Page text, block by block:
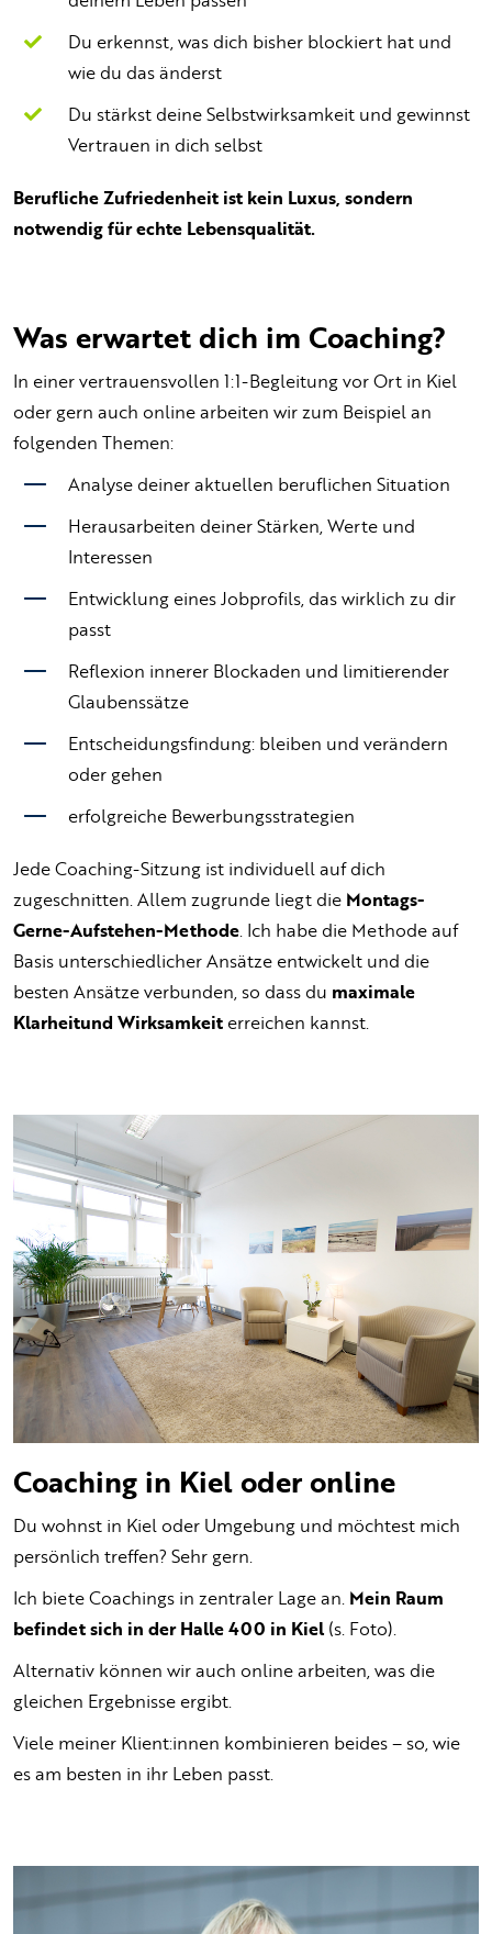
Du erkennst, was dich bisher blockiert hat und
wie du das änderst
Du stärkst deine Selbstwirksamkeit und gewinnst
Vertrauen in dich selbst
Berufliche Zufriedenheit ist kein Luxus, sondern
notwendig für echte Lebensqualität.
Was erwartet dich im Coaching?
In einer vertrauensvollen 1:1-Begleitung vor Ort in Kiel
oder gern auch online arbeiten wir zum Beispiel an
folgenden Themen:
Analyse deiner aktuellen beruflichen Situation
Herausarbeiten deiner Stärken, Werte und
Interessen
Entwicklung eines Jobprofils, das wirklich zu dir
passt
Reflexion innerer Blockaden und limitierender
Glaubenssätze
Entscheidungsfindung: bleiben und verändern
oder gehen
erfolgreiche Bewerbungsstrategien
Jede Coaching-Sitzung ist individuell auf dich
zugeschnitten. Allem zugrunde liegt die Montags-
Gerne-Aufstehen-Methode. Ich habe die Methode auf
Basis unterschiedlicher Ansätze entwickelt und die
besten Ansätze verbunden, so dass du maximale
Klarheitund Wirksamkeit erreichen kannst.
Coaching in Kiel oder online
Du wohnst in Kiel oder Umgebung und möchtest mich
persönlich treffen? Sehr gern.
Ich biete Coachings in zentraler Lage an. Mein Raum
befindet sich in der Halle 400 in Kiel (s. Foto).
Alternativ können wir auch online arbeiten, was die
gleichen Ergebnisse ergibt.
Viele meiner Klient:innen kombinieren beides – so, wie
es am besten in ihr Leben passt.